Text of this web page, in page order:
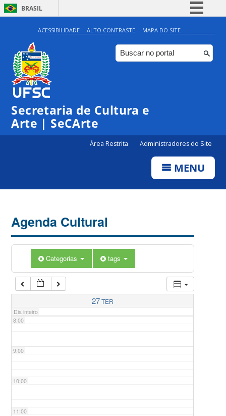
BRASIL
Simplifique!
Comunica BR
Participe
ACESSIBILIDADE ALTO CONTRASTE MAPA DO SITE
Secretaria de Cultura e
Arte | SeCArte
Área Restrita Administradores do Site
MENU
Agenda Cultural
Categorias tags
27TER
Dia inteiro
0:00
1:00
5:00
7:00
8:00
9:00
10:00
11:00